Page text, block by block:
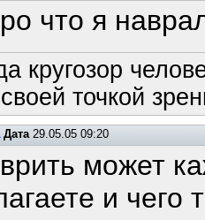
что я
кругозор
точкой
Дата29.05.05 09:20
может
и чего